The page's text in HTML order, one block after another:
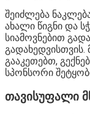
შეიძლება
ახალი წიგნი და
სიამოვნებით
გადახედვისთვის.
გააკეთებთ,
სპონსორი
თავისუფალი